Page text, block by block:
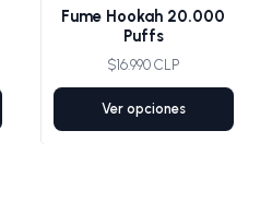
Fume Hookah 20.000
Puffs
$16.990 CLP
Ver opciones